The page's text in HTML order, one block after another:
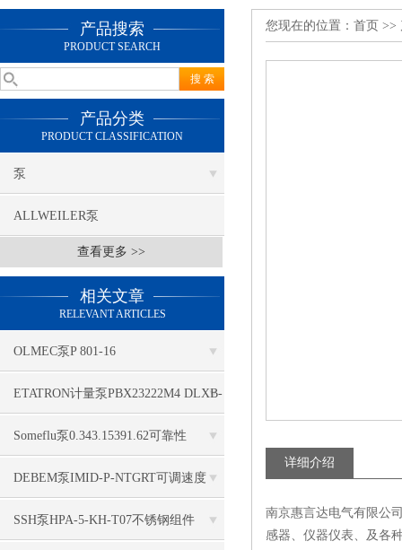
产品搜索
PRODUCT SEARCH
产品分类
PRODUCT CLASSIFICATION
泵
ALLWEILER泵
查看更多 >>
相关文章
RELEVANT ARTICLES
OLMEC泵P 801-16
ETATRON计量泵PBX23222M4 DLXB-
MA/AD 1 L/H铸铝制成
Someflu泵0.343.15391.62可靠性
DEBEM泵IMID-P-NTGRT可调速度
SSH泵HPA-5-KH-T07不锈钢组件
您现在的位置： 首页 >>
详细介绍
南京惠言达电气有限公
感器、仪器仪表、及各